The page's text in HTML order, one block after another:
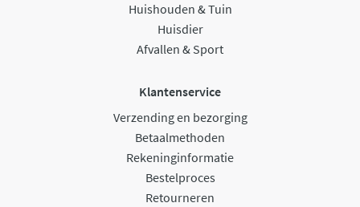
Huishouden & Tuin
Huisdier
Afvallen & Sport
Klantenservice
Verzending en bezorging
Betaalmethoden
Rekeninginformatie
Bestelproces
Retourneren